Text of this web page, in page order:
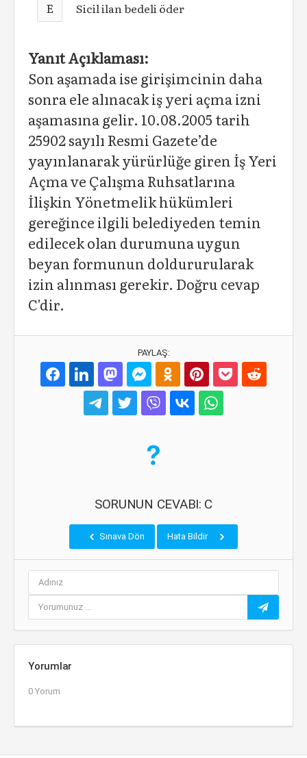
E Sicil ilan bedeli öder
Yanıt Açıklaması:
Son aşamada ise girişimcinin daha
sonra ele alınacak iş yeri açma izni
aşamasına gelir. 10.08.2005 tarih
25902 sayılı Resmi Gazete’de
yayınlanarak yürürlüğe giren İş Yeri
Açma ve Çalışma Ruhsatlarına
İlişkin Yönetmelik hükümleri
gereğince ilgili belediyeden temin
edilecek olan durumuna uygun
beyan formunun doldururularak
izin alınması gerekir. Doğru cevap
C'dir.
PAYLAŞ:
SORUNUN CEVABI: C
Sınava Dön Hata Bildir
Yorumlar
0 Yorum